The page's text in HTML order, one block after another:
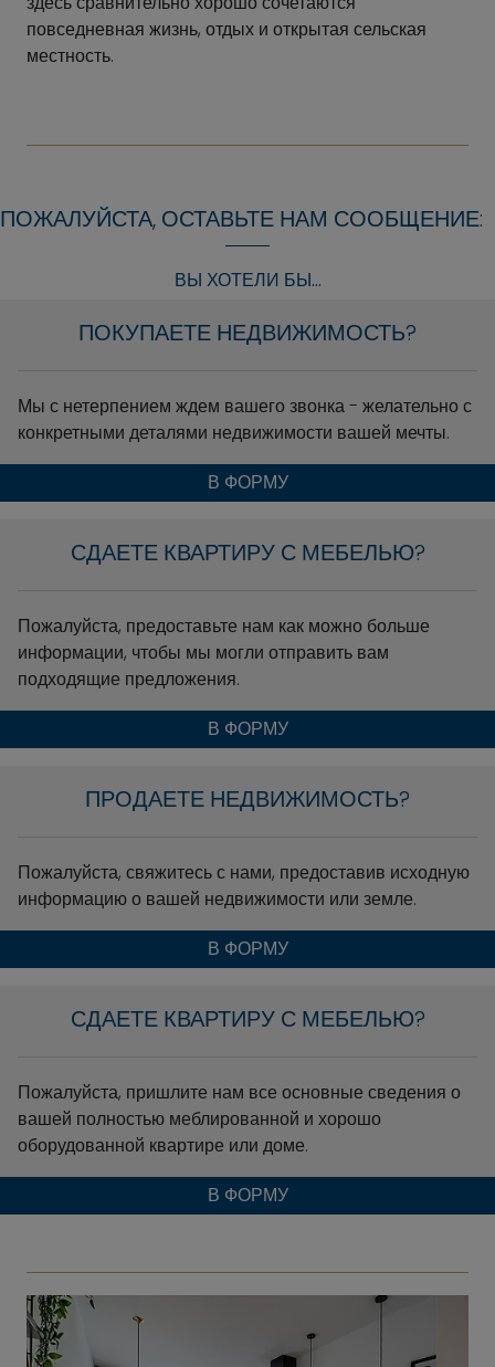
повседневная жизнь, отдых и открытая сельская
местность.
ПОЖАЛУЙСТА, ОСТАВЬТЕ НАМ СООБЩЕНИЕ:
ВЫ ХОТЕЛИ БЫ...
ПОКУПАЕТЕ НЕДВИЖИМОСТЬ?
Мы с нетерпением ждем вашего звонка - желательно с
конкретными деталями недвижимости вашей мечты.
В ФОРМУ
СДАЕТЕ КВАРТИРУ С МЕБЕЛЬЮ?
Пожалуйста, предоставьте нам как можно больше
информации, чтобы мы могли отправить вам
подходящие предложения.
В ФОРМУ
ПРОДАЕТЕ НЕДВИЖИМОСТЬ?
Пожалуйста, свяжитесь с нами, предоставив исходную
информацию о вашей недвижимости или земле.
В ФОРМУ
СДАЕТЕ КВАРТИРУ С МЕБЕЛЬЮ?
Пожалуйста, пришлите нам все основные сведения о
вашей полностью меблированной и хорошо
оборудованной квартире или доме.
В ФОРМУ